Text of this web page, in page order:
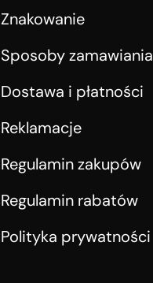
Znakowanie
Sposoby zamawiania
Dostawa i płatności
Reklamacje
Regulamin zakupów
Regulamin rabatów
Polityka prywatności